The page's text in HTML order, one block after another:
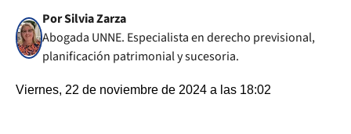
Por Silvia Zarza
Abogada UNNE. Especialista en derecho previsional,
planificación patrimonial y sucesoria.
Viernes, 22 de noviembre de 2024 a las 18:02